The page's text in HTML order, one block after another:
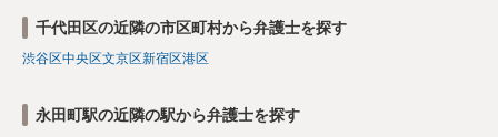
千代田区の近隣の市区町村から弁護士を探す
渋谷区中央区文京区新宿区港区
永田町駅の近隣の駅から弁護士を探す